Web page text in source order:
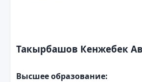
Такырбашов Кенжебек
Высшее образование: